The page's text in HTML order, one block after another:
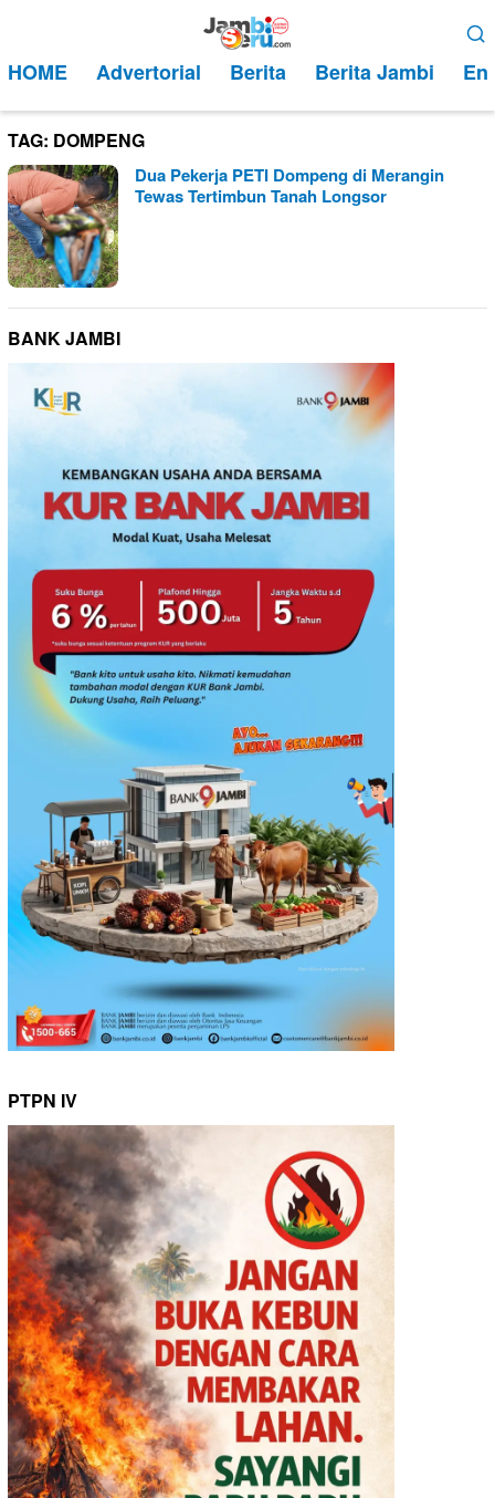
kontenMobile
HOME Advertorial Berita Berita Jambi
TAG: DOMPENG
Dua Pekerja PETI Dompeng di Merangin
Tewas Tertimbun Tanah Longsor
BANK JAMBI
PTPN IV